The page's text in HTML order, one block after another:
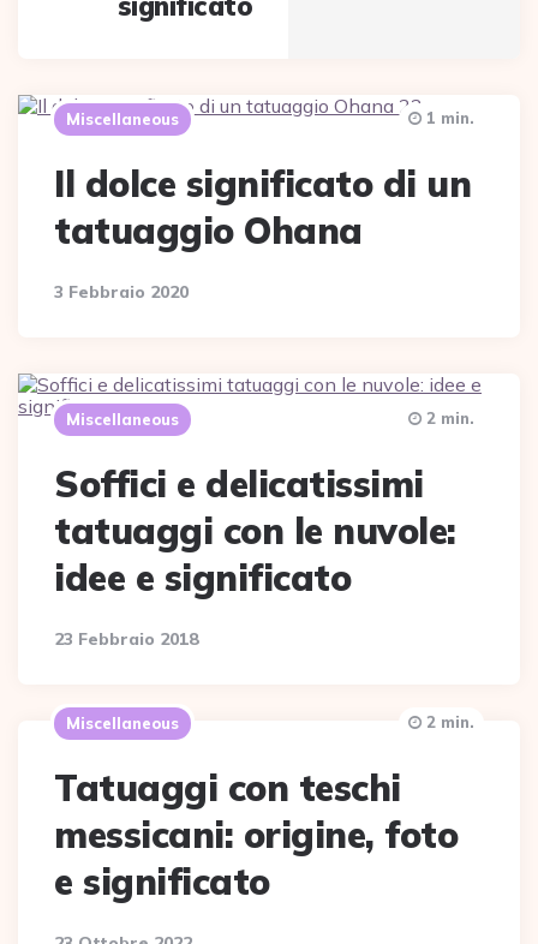
Miscellaneous
Il dolce significato di un
tatuaggio Ohana
3 Febbraio 2020
1 min.
Miscellaneous
Soffici e delicatissimi
tatuaggi con le nuvole:
idee e significato
23 Febbraio 2018
2 min.
Miscellaneous
Tatuaggi con teschi
messicani: origine, foto
e significato
2 min.